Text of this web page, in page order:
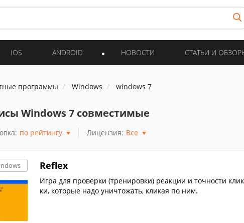
IOS ANDROID НОВОСТИ СТАТЬИ И
программы Windows windows 7
Windows 7 совместимые
по рейтингу Лицензия: Все
Reflex
Игра для проверки (тренировки) реакции и точности
ки, которые надо уничтожать, кликая по ним.